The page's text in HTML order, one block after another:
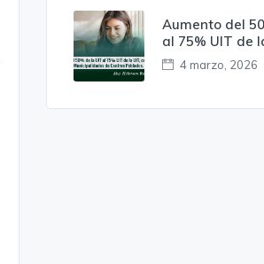
ACTOS
DISCIPLINARIO
– LEY DEL
Aumento del
al 75% UIT de
mínimo a favor
4 marzo, 2026